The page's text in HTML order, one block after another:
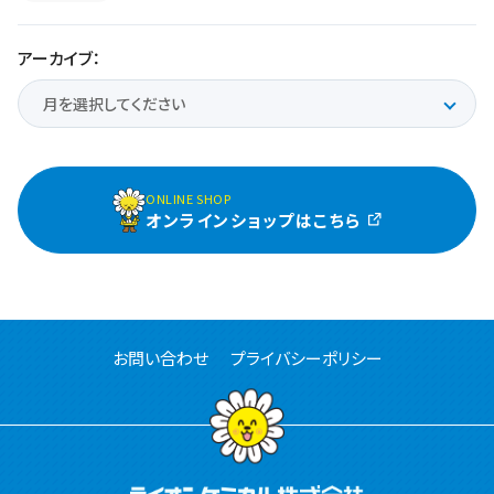
アーカイブ：
ONLINE SHOP
オンラインショップはこちら
お問い合わせ プライバシーポリシー